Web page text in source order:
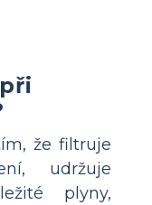
že filtruje
udržuje
plyny,